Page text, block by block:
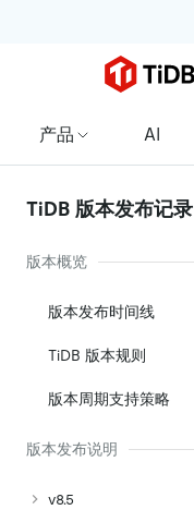
产品 AI
TiDB 版本发布记录
版本概览
版本发布时间线
TiDB 版本规则
版本周期支持策略
版本发布说明
v8.5